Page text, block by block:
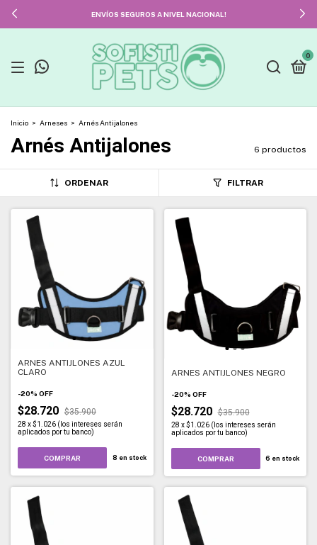
ENVÍOS SEGUROS A NIVEL NACIONAL!
0
Inicio > Arneses > Arnés Antijalones
Arnés Antijalones 6 productos
ORDENAR FILTRAR
ARNES ANTIJLONES AZUL
CLARO
-20% OFF
$28.720 $35.900
28 x$1.026 (los intereses serán
aplicados por tu banco)
COMPRAR 8 en stock
ARNES ANTIJLONES NEGRO
-20% OFF
$28.720 $35.900
28 x$1.026 (los intereses serán
aplicados por tu banco)
COMPRAR 6 en stock